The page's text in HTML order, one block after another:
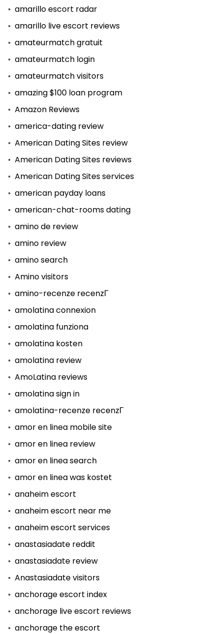
amarillo escort radar
amarillo live escort reviews
amateurmatch gratuit
amateurmatch login
amateurmatch visitors
amazing $100 loan program
Amazon Reviews
america-dating review
American Dating Sites review
American Dating Sites reviews
American Dating Sites services
american payday loans
american-chat-rooms dating
amino de review
amino review
amino search
Amino visitors
amino-recenze recenzГ­
amolatina connexion
amolatina funziona
amolatina kosten
amolatina review
AmoLatina reviews
amolatina sign in
amolatina-recenze recenzГ­
amor en linea mobile site
amor en linea review
amor en linea search
amor en linea was kostet
anaheim escort
anaheim escort near me
anaheim escort services
anastasiadate reddit
anastasiadate review
Anastasiadate visitors
anchorage escort index
anchorage live escort reviews
anchorage the escort